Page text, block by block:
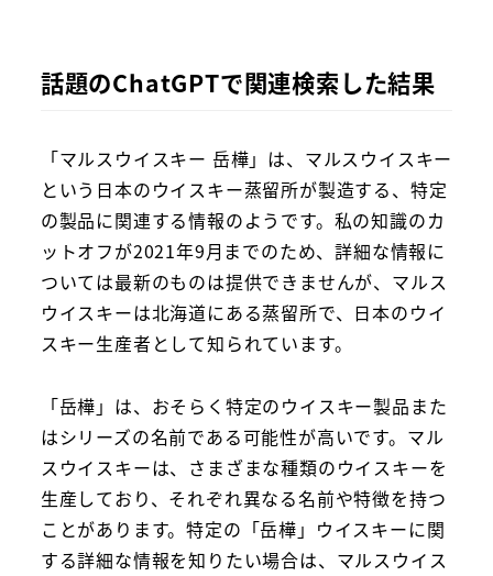
話題のChatGPTで関連検索した結果
「マルスウイスキー 岳樺」は、マルスウイスキー
という日本のウイスキー蒸留所が製造する、特定
の製品に関連する情報のようです。私の知識のカ
ットオフが2021年9月までのため、詳細な情報に
ついては最新のものは提供できませんが、マルス
ウイスキーは北海道にある蒸留所で、日本のウイ
スキー生産者として知られています。
「岳樺」は、おそらく特定のウイスキー製品また
はシリーズの名前である可能性が高いです。マル
スウイスキーは、さまざまな種類のウイスキーを
生産しており、それぞれ異なる名前や特徴を持つ
ことがあります。特定の「岳樺」ウイスキーに関
する詳細な情報を知りたい場合は、マルスウイス